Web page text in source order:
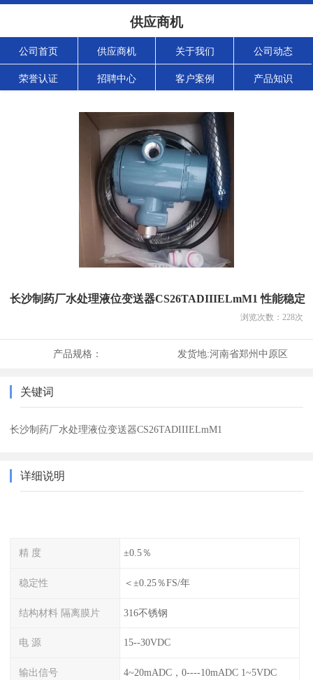
供应商机
公司首页 供应商机 关于我们 公司动态
荣誉认证 招聘中心 客户案例 产品知识
长沙制药厂水处理液位变送器CS26TADIIIELmM1 性能稳定
浏览次数： 228次
产品规格： 发货地:河南省郑州中原区
关键词
长沙制药厂水处理液位变送器CS26TADIIIELmM1
详细说明
精 度 ±0.5％
稳定性 ＜±0.25％FS/年
结构材料 隔离膜片 316不锈钢
电 源 15--30VDC
输出信号 4~20mADC，0----10mADC 1~5VDC